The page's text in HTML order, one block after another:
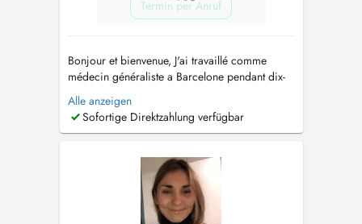
Termin per Anruf
Bonjour et bienvenue, J'ai travaillé comme
médecin généraliste a Barcelone pendant dix-
sept ans, ou j'ai accompagné des patients dans
le suivi de leur sante. Aujourdhui, je suis au
Luxembourg pour une nouvelle aventure
vous écouter, de vous acc...
Alle anzeigen
Sofortige Direktzahlung verfügbar